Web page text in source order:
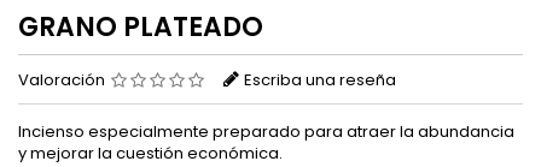
GRANO PLATEADO
Valoración Escriba una reseña
Incienso especialmente preparado para atraer la abundancia
y mejorar la cuestión económica.